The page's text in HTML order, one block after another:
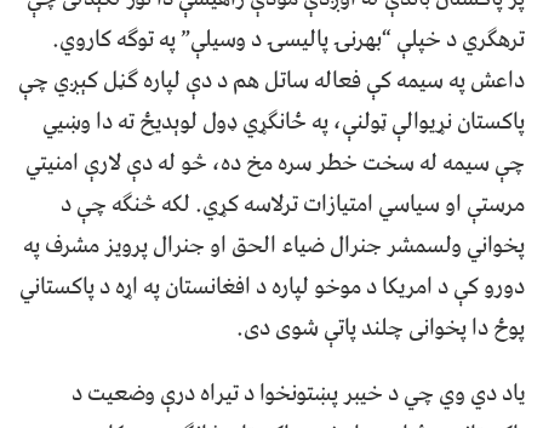
ترهګري د خپلې “بهرنۍ پالیسۍ د وسیلې” په توګه کاروي.
داعش په سیمه کې فعاله ساتل هم د دې لپاره ګڼل کېږي چې
پاکستان نړیوالې ټولنې، په ځانګړي ډول لوېدیځ ته دا وښيي
چې سیمه له سخت خطر سره مخ ده، څو له دې لارې امنیتي
مرستې او سیاسي امتیازات ترلاسه کړي. لکه څنګه چې د
پخواني ولسمشر جنرال ضیاء الحق او جنرال پرویز مشرف په
دورو کې د امریکا د موخو لپاره د افغانستان په اړه د پاکستاني
پوځ دا پخوانی چلند پاتې شوی دی.
یاد دي وي چي د خیبر پښتونخوا د تیراه درې وضعیت د